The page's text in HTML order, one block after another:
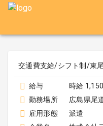
交通費支給/シフト制/東
給与
時給
勤務場所
広島県尾
雇用形態
派遣